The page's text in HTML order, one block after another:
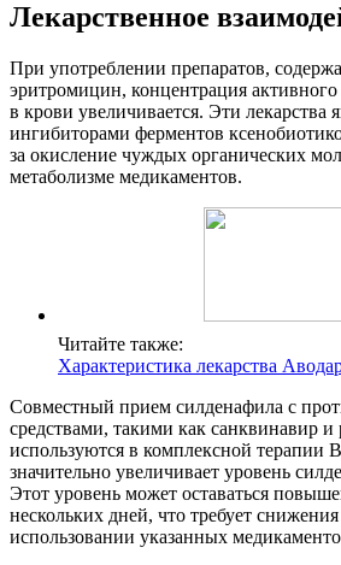
Лекарственное
При употреблении препаратов,
эритромицин, концентрация
в крови увеличивается. Эти лекарства
ингибиторами ферментов
за окисление чуждых органических
метаболизме медикаментов.
Читайте также:
Характеристика лекарства
Совместный прием силденафила с
средствами, такими как санквинавир
используются в комплексной
значительно увеличивает уровень
Этот уровень может оставаться
нескольких дней, что требует
использовании указанных